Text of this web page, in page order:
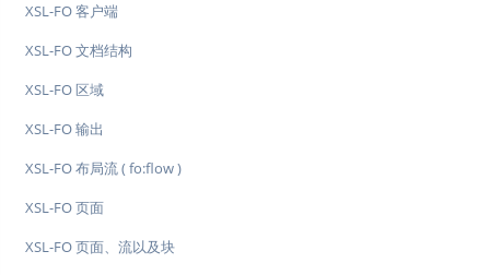
XSL-FO 客户端
XSL-FO 文档结构
XSL-FO 区域
XSL-FO 输出
XSL-FO 布局流 ( fo:flow )
XSL-FO 页面
XSL-FO 页面、流以及块